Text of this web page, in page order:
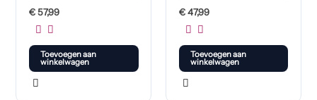
€57,99
Toevoegen aan
winkelwagen
€47,99
Toevoegen aan
winkelwagen